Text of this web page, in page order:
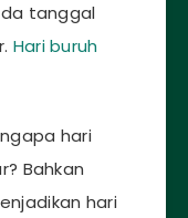
tanggal
Hari buruh
hari
Bahkan
hari